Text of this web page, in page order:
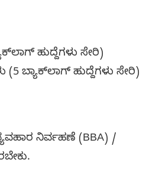
ಹುದ್ದೆಗಳು ಸೇರಿ)
(5 ಬ್ಯಾಕ್‌ಲಾಗ್ ಹುದ್ದೆಗಳು ಸೇರಿ)
ನಿರ್ವಹಣೆ (BBA) /